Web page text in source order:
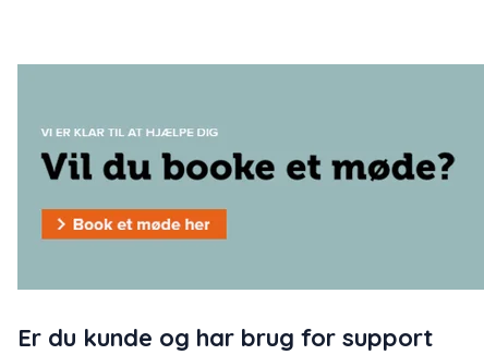
Er du kunde og har brug for support